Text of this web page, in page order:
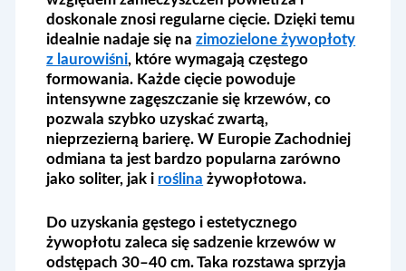
doskonale znosi regularne cięcie. Dzięki temu
idealnie nadaje się nazimozielone żywopłoty
z laurowiśni, które wymagają częstego
formowania. Każde cięcie powoduje
intensywne zagęszczanie się krzewów, co
pozwala szybko uzyskać zwartą,
nieprzezierną barierę. W Europie Zachodniej
odmiana ta jest bardzo popularna zarówno
jako soliter, jak i roślina żywopłotowa.
Do uzyskania gęstego i estetycznego
żywopłotu zaleca się sadzenie krzewów w
odstępach 30–40 cm. Taka rozstawa sprzyja